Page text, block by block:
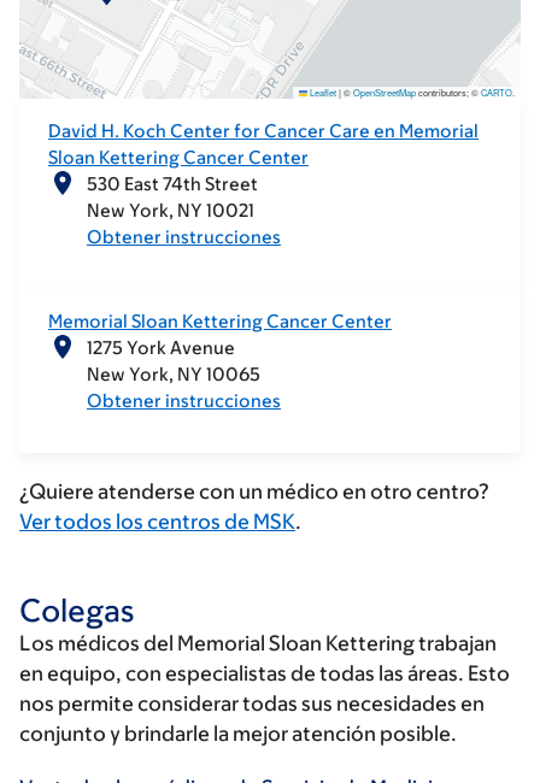
David H. Koch Center for Cancer Care en Memorial
Sloan Kettering Cancer Center
530 East 74th Street
New York NY 10021
Obtener instrucciones
Memorial Sloan Kettering Cancer Center
1275 York Avenue
New York NY 10065
Obtener instrucciones
Leaflet|©OpenStreetMapcontributors; ©CARTO.
¿Quiere atenderse con un médico en otro centro?
Ver todos los centros de MSK.
Colegas
Los médicos del Memorial Sloan Kettering trabajan
en equipo, con especialistas de todas las áreas. Esto
nos permite considerar todas sus necesidades en
conjunto y brindarle la mejor atención posible.